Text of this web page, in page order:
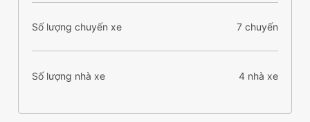
Số lượng chuyến xe 7 chuyến
Số lượng nhà xe 4 nhà xe